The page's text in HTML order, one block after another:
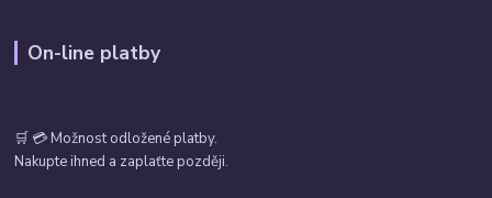
On-line platby
🛒 💳 Možnost odložené platby.
Nakupte ihned a zaplaťte později.